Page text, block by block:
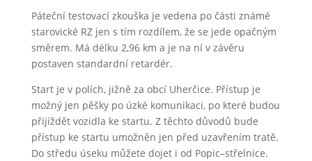
Páteční testovací zkouška je vedena po části známé
starovické RZ jen s tím rozdílem, že se jede opačným
směrem. Má délku 2,96 km a je na ní v závěru
postaven standardní retardér.
Start je v polích, jižně za obcí Uherčice. Přístup je
možný jen pěšky po úzké komunikaci, po které budou
přijíždět vozidla ke startu. Z těchto důvodů bude
přístup ke startu umožněn jen před uzavřením tratě.
Do středu úseku můžete dojet i od Popic–střelnice.